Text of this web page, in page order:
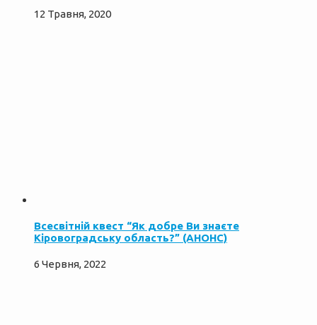
12 Травня, 2020
Всесвітній квест “Як добре Ви знаєте
Кіровоградську область?” (АНОНС)
6 Червня, 2022